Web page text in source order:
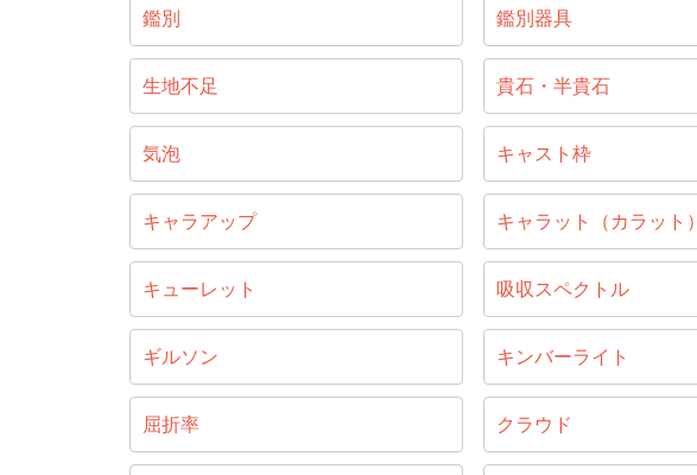
鑑別 鑑別器具
生地不足 貴石・半貴石
気泡 キャスト枠
キャラアップ キャラット（カラット）
キューレット 吸収スペクトル
ギルソン キンバーライト
屈折率 クラウド